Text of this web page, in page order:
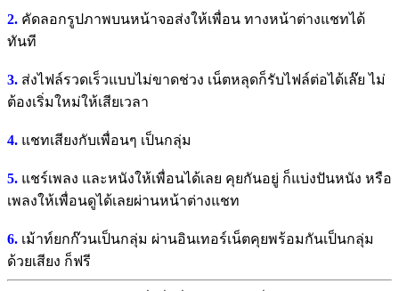
2. คัดลอกรูปภาพบนหน้าจอส่งให้เพื่อน ทางหน้าต่างแชทได้
ทันที
3. ส่งไฟล์รวดเร็วแบบไม่ขาดช่วง เน็ตหลุดก็รับไฟล์ต่อได้เล๊ย ไม่
ต้องเริ่มใหม่ให้เสียเวลา
4. แชทเสียงกับเพื่อนๆ เป็นกลุ่ม
5. แชร์เพลง และหนังให้เพื่อนได้เลย คุยกันอยู่ ก็แบ่งปันหนัง หรือ
เพลงให้เพื่อนดูได้เลยผ่านหน้าต่างแชท
6. เม้าท์ยกก๊วนเป็นกลุ่ม ผ่านอินเทอร์เน็ตคุยพร้อมกันเป็นกลุ่ม
ด้วยเสียง ก็ฟรี